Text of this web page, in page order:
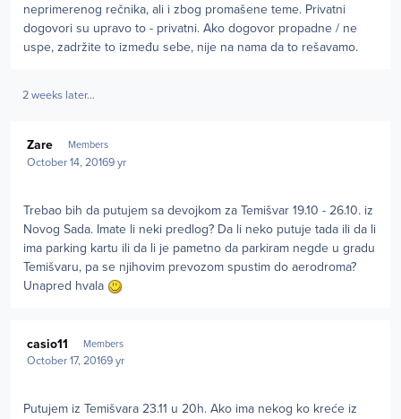
neprimerenog rečnika, ali i zbog promašene teme. Privatni
dogovori su upravo to - privatni. Ako dogovor propadne / ne
uspe, zadržite to između sebe, nije na nama da to rešavamo.
2 weeks later...
Zare Members
October 14, 20169 yr
Trebao bih da putujem sa devojkom za Temišvar 19.10 - 26.10. iz
Novog Sada. Imate li neki predlog? Da li neko putuje tada ili da li
ima parking kartu ili da li je pametno da parkiram negde u gradu
Temišvaru, pa se njihovim prevozom spustim do aerodroma?
Unapred hvala
casio11 Members
October 17, 20169 yr
Putujem iz Temišvara 23.11 u 20h. Ako ima nekog ko kreće iz